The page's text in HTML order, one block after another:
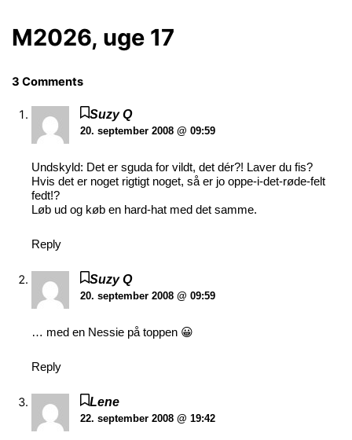
M2026, uge 17
3 Comments
Suzy Q
20. september 2008 @ 09:59
Undskyld: Det er sguda for vildt, det dér?! Laver du fis?
Hvis det er noget rigtigt noget, så er jo oppe-i-det-røde-felt
fedt!?
Løb ud og køb en hard-hat med det samme.
Reply
Suzy Q
20. september 2008 @ 09:59
… med en Nessie på toppen 😀
Reply
Lene
22. september 2008 @ 19:42